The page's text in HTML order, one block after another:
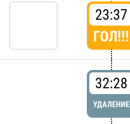
23:37
ГОЛ!!!
32:28
УДАЛЕНИЕ